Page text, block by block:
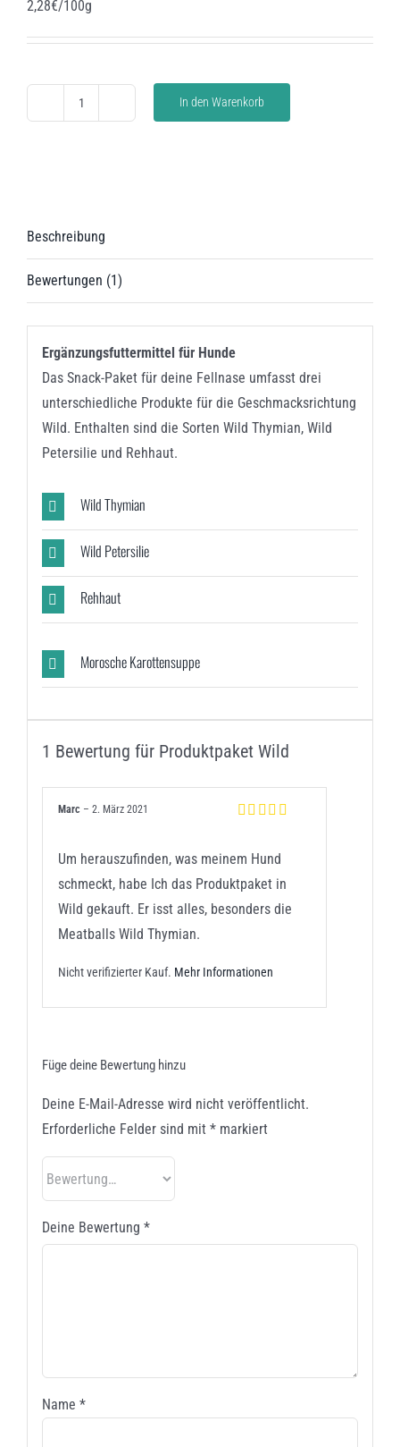
Kundenbewertung
2,28€/100g
In den Warenkorb
Beschreibung
Bewertungen (1)
Ergänzungsfuttermittel für Hunde
Das Snack-Paket für deine Fellnase umfasst drei
unterschiedliche Produkte für die Geschmacksrichtung
Wild. Enthalten sind die Sorten Wild Thymian, Wild
Petersilie und Rehhaut.
Wild Thymian
Wild Petersilie
Rehhaut
Morosche Karottensuppe
1 Bewertung für Produktpaket Wild
Marc – 2. März 2021
Um herauszufinden, was meinem Hund
schmeckt, habe Ich das Produktpaket in
Wild gekauft. Er isst alles, besonders die
Meatballs Wild Thymian.
Nicht verifizierter Kauf. Mehr Informationen
Füge deine Bewertung hinzu
Deine E-Mail-Adresse wird nicht veröffentlicht.
Erforderliche Felder sind mit *markiert
Deine Bewertung *
Name *